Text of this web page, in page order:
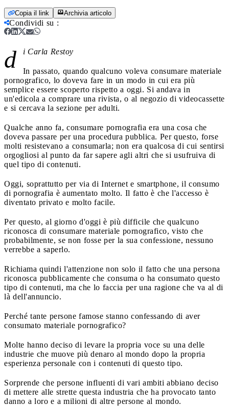
Copia il link Archivia articolo
Condividi su :
d i Carla Restoy
In passato, quando qualcuno voleva consumare materiale
pornografico, lo doveva fare in un modo in cui era più
semplice essere scoperto rispetto a oggi. Si andava in
un'edicola a comprare una rivista, o al negozio di videocassette
e si cercava la sezione per adulti.
Qualche anno fa, consumare pornografia era una cosa che
doveva passare per una procedura pubblica. Per questo, forse
molti resistevano a consumarla; non era qualcosa di cui sentirsi
orgogliosi al punto da far sapere agli altri che si usufruiva di
quel tipo di contenuti.
Oggi, soprattutto per via di Internet e smartphone, il consumo
di pornografia è aumentato molto. Il fatto è che l'accesso è
diventato privato e molto facile.
Per questo, al giorno d'oggi è più difficile che qualcuno
riconosca di consumare materiale pornografico, visto che
probabilmente, se non fosse per la sua confessione, nessuno
verrebbe a saperlo.
Richiama quindi l'attenzione non solo il fatto che una persona
riconosca pubblicamente che consuma o ha consumato questo
tipo di contenuti, ma che lo faccia per una ragione che va al di
là dell'annuncio.
Perché tante persone famose stanno confessando di aver
consumato materiale pornografico?
Molte hanno deciso di levare la propria voce su una delle
industrie che muove più denaro al mondo dopo la propria
esperienza personale con i contenuti di questo tipo.
Sorprende che persone influenti di vari ambiti abbiano deciso
di mettere alle strette questa industria che ha provocato tanto
danno a loro e a milioni di altre persone al mondo.